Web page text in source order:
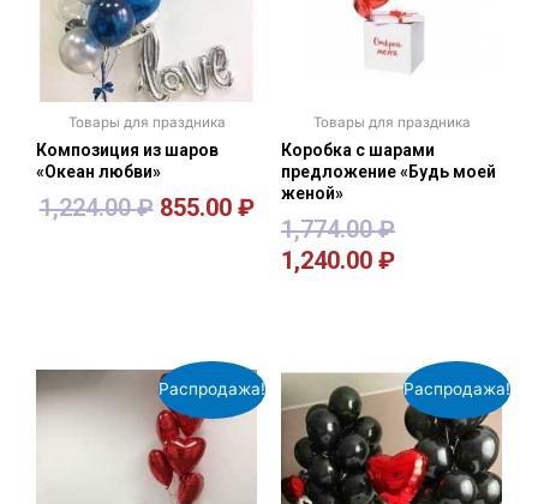
Товары для праздника
Композиция из шаров
«Океан любви»
1,224.00₽ 855.00 ₽
Товары для праздника
Коробка с шарами
предложение «Будь моей
женой»
1,774.00₽
1,240.00 ₽
Распродажа! Распродажа!